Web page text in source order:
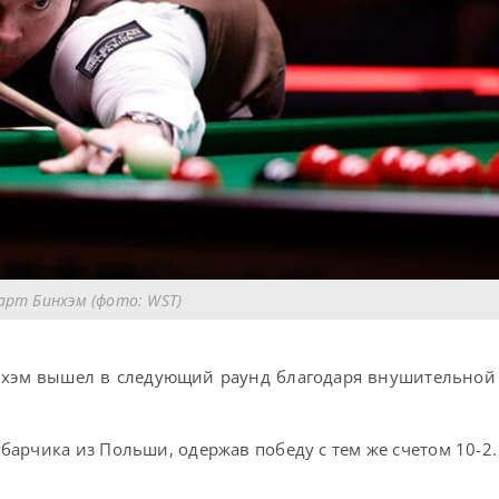
Бинхэм (фото: WST)
вышел в следующий раунд благодаря внушительной
из Польши, одержав победу с тем же счетом 10-2.